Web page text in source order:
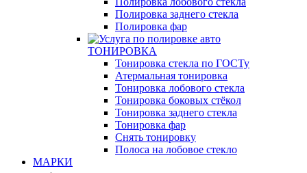
Полировка заднего стекла
Полировка фар
ТОНИРОВКА
Тонировка стекла по ГОСТу
Атермальная тонировка
Тонировка лобового стекла
Тонировка боковых стёкол
Тонировка заднего стекла
Тонировка фар
Снять тонировку
Полоса на лобовое стекло
МАРКИ